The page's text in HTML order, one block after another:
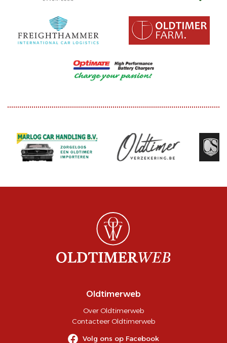
Oldtimerweb
Over Oldtimerweb
Contacteer Oldtimerweb
Volg ons op Facebook